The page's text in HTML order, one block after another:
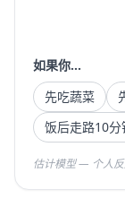
如果你...
先吃蔬菜
饭后走路10分
估计模型 — 个人反